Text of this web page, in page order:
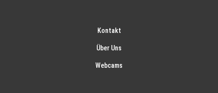
Kontakt
Über Uns
Webcams